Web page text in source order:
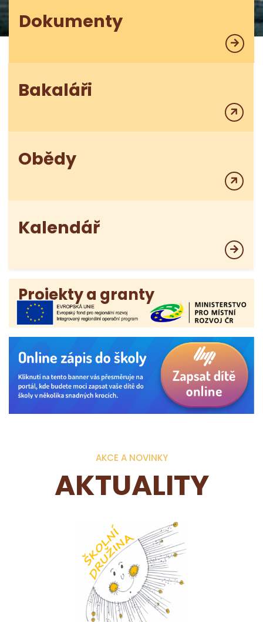
Dokumenty
Bakaláři
Obědy
Kalendář
Projekty a granty
AKCE A NOVINKY
AKTUALITY